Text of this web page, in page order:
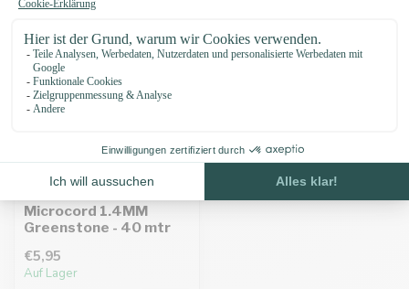
Microcord 1.4MM
Greenstone - 40 mtr
€5,95
Auf Lager